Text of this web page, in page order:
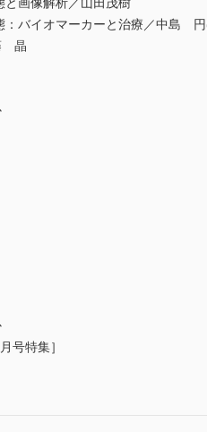
画像解析／山田茂樹
：バイオマーカーと治療／中島
晶
月号特集］